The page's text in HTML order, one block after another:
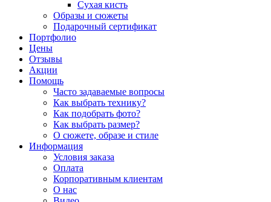
Сухая кисть
Образы и сюжеты
Подарочный сертификат
Портфолио
Цены
Отзывы
Акции
Помощь
Часто задаваемые вопросы
Как выбрать технику?
Как подобрать фото?
Как выбрать размер?
О сюжете, образе и стиле
Информация
Условия заказа
Оплата
Корпоративным клиентам
О нас